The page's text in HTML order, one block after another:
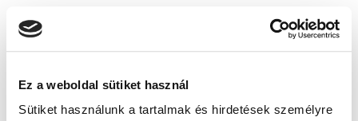
Ez a weboldal sütiket használ
Sütiket használunk a tartalmak és hirdetések személyre